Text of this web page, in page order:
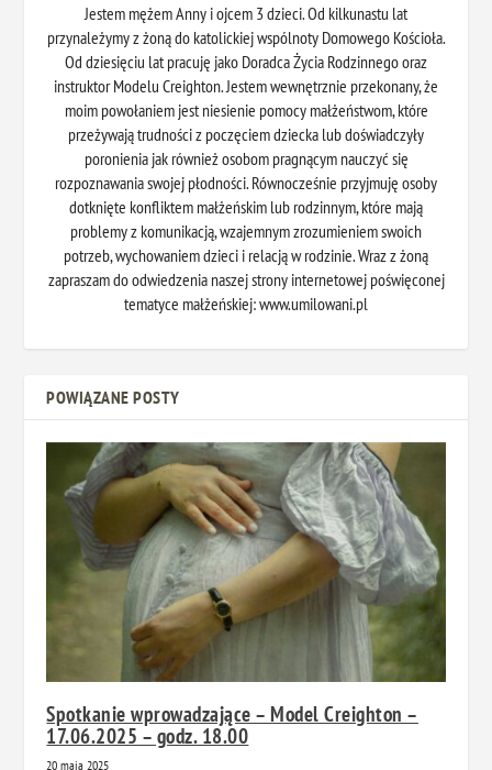
Jestem mężem Anny i ojcem 3 dzieci. Od kilkunastu lat
przynależymy z żoną do katolickiej wspólnoty Domowego Kościoła.
Od dziesięciu lat pracuję jako Doradca Życia Rodzinnego oraz
instruktor Modelu Creighton. Jestem wewnętrznie przekonany, że
moim powołaniem jest niesienie pomocy małżeństwom, które
przeżywają trudności z poczęciem dziecka lub doświadczyły
poronienia jak również osobom pragnącym nauczyć się
rozpoznawania swojej płodności. Równocześnie przyjmuję osoby
dotknięte konfliktem małżeńskim lub rodzinnym, które mają
problemy z komunikacją, wzajemnym zrozumieniem swoich
potrzeb, wychowaniem dzieci i relacją w rodzinie. Wraz z żoną
zapraszam do odwiedzenia naszej strony internetowej poświęconej
tematyce małżeńskiej: www.umilowani.pl
POWIĄZANE POSTY
Spotkanie wprowadzające – Model Creighton –
17.06.2025 – godz. 18.00
20 maja 2025